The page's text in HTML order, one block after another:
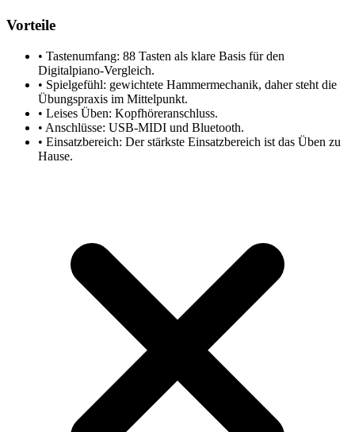
Vorteile
• Tastenumfang: 88 Tasten als klare Basis für den
Digitalpiano-Vergleich.
• Spielgefühl: gewichtete Hammermechanik, daher steht die
Übungspraxis im Mittelpunkt.
• Leises Üben: Kopfhöreranschluss.
• Anschlüsse: USB-MIDI und Bluetooth.
• Einsatzbereich: Der stärkste Einsatzbereich ist das Üben zu
Hause.